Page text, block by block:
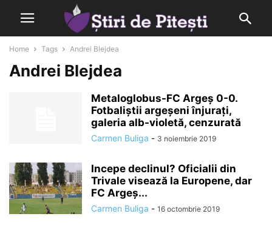
Home Tags Andrei Blejdea
Andrei Blejdea
Metaloglobus-FC Argeș 0-0.
Fotbaliștii argeșeni înjurați,
galeria alb-violetă, cenzurată
Carmen Buliga - 3 noiembrie 2019
Incepe declinul? Oficialii din
Trivale visează la Europene, dar
FC Argeș...
Carmen Buliga - 16 octombrie 2019